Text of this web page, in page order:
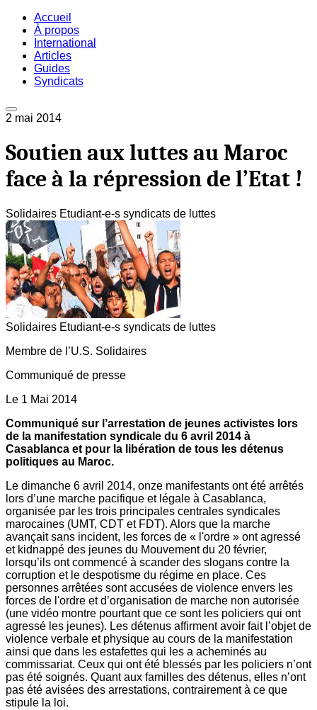
Accueil
À propos
International
Articles
Guides
Syndicats
2 mai 2014
Soutien aux luttes au Maroc
face à la répression de l’Etat !
Solidaires Etudiant-e-s syndicats de luttes
Solidaires Etudiant-e-s syndicats de luttes
Membre de l’U.S. Solidaires
Communiqué de presse
Le 1 Mai 2014
Communiqué sur l’arrestation de jeunes activistes lors
de la manifestation syndicale du 6 avril 2014 à
Casablanca et pour la libération de tous les détenus
politiques au Maroc.
Le dimanche 6 avril 2014, onze manifestants ont été arrêtés
lors d’une marche pacifique et légale à Casablanca,
organisée par les trois principales centrales syndicales
marocaines (UMT, CDT et FDT). Alors que la marche
avançait sans incident, les forces de « l'ordre » ont agressé
et kidnappé des jeunes du Mouvement du 20 février,
lorsqu’ils ont commencé à scander des slogans contre la
corruption et le despotisme du régime en place. Ces
personnes arrêtées sont accusées de violence envers les
forces de l'ordre et d’organisation de marche non autorisée
(une vidéo montre pourtant que ce sont les policiers qui ont
agressé les jeunes). Les détenus affirment avoir fait l’objet de
violence verbale et physique au cours de la manifestation
ainsi que dans les estafettes qui les a acheminés au
commissariat. Ceux qui ont été blessés par les policiers n’ont
pas été soignés. Quant aux familles des détenus, elles n’ont
pas été avisées des arrestations, contrairement à ce que
stipule la loi.